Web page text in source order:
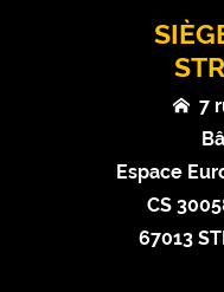
7
Espace
CS
67013